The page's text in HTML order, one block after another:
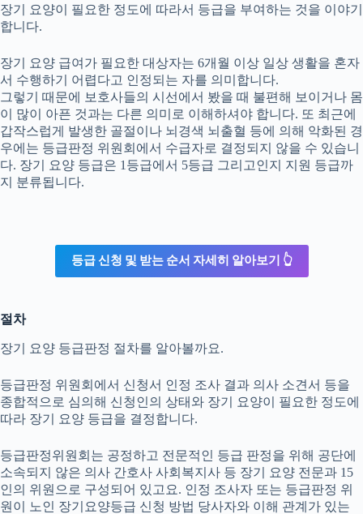
장기 요양이 필요한 정도에 따라서 등급을 부여하는 것을 이야기
합니다.
장기 요양 급여가 필요한 대상자는 6개월 이상 일상 생활을 혼자
서 수행하기 어렵다고 인정되는 자를 의미합니다.
그렇기 때문에 보호사들의 시선에서 봤을 때 불편해 보이거나 몸
이 많이 아픈 것과는 다른 의미로 이해하셔야 합니다. 또 최근에
갑작스럽게 발생한 골절이나 뇌경색 뇌출혈 등에 의해 악화된 경
우에는 등급판정 위원회에서 수급자로 결정되지 않을 수 있습니
다. 장기 요양 등급은 1등급에서 5등급 그리고인지 지원 등급까
지 분류됩니다.
등급 신청 및 받는 순서 자세히 알아보기 👆
절차
장기 요양 등급판정 절차를 알아볼까요.
등급판정 위원회에서 신청서 인정 조사 결과 의사 소견서 등을
종합적으로 심의해 신청인의 상태와 장기 요양이 필요한 정도에
따라 장기 요양 등급을 결정합니다.
등급판정위원회는 공정하고 전문적인 등급 판정을 위해 공단에
소속되지 않은 의사 간호사 사회복지사 등 장기 요양 전문과 15
인의 위원으로 구성되어 있고요. 인정 조사자 또는 등급판정 위
원이 노인 장기요양등급 신청 방법 당사자와 이해 관계가 있는